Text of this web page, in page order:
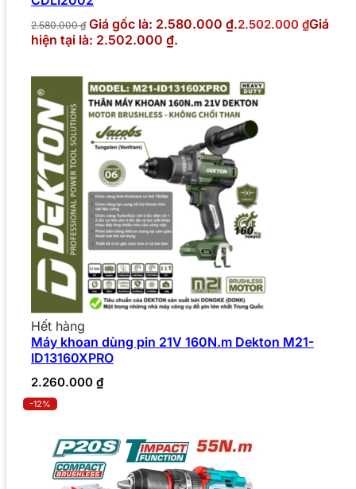
2.580.000₫ Giá gốc là: 2.580.000 ₫.2.502.000 ₫Giá
hiện tại là: 2.502.000 ₫.
Hết hàng
Máy khoan dùng pin 21V 160N.m Dekton M21-
ID13160XPRO
2.260.000 ₫
-12%